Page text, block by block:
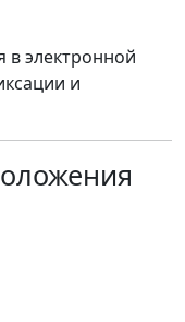
в электронной
и